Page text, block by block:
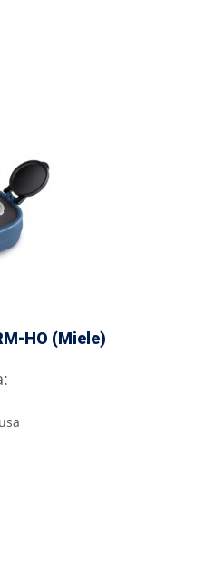
HO (Miele)